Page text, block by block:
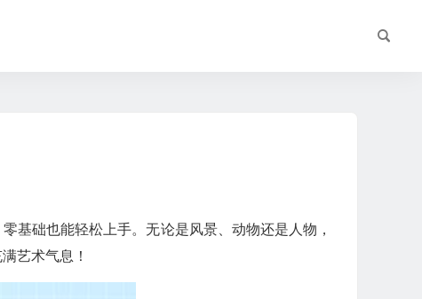
基础也能轻松上手。无论是风景、动物还是人物，
艺术气息！